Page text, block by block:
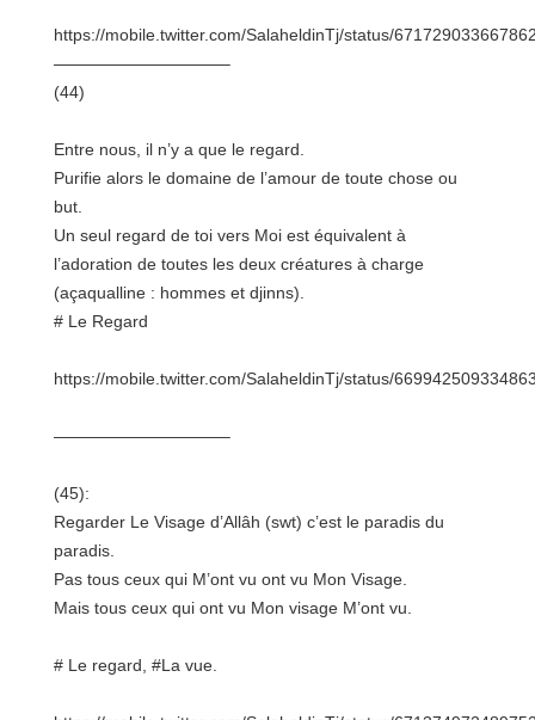
https://mobile.twitter.com/SalaheldinTj/status/
——————————–
(44)
Entre nous, il n’y a que le regard.
Purifie alors le domaine de l’amour de toute chose ou
but.
Un seul regard de toi vers Moi est équivalent à
l’adoration de toutes les deux créatures à charge
(açaqualline : hommes et djinns).
# Le Regard
https://mobile.twitter.com/SalaheldinTj/status/
——————————–
(45):
Regarder Le Visage d’Allâh (swt) c’est le paradis du
paradis.
Pas tous ceux qui M’ont vu ont vu Mon Visage.
Mais tous ceux qui ont vu Mon visage M’ont vu.
# Le regard, #La vue.